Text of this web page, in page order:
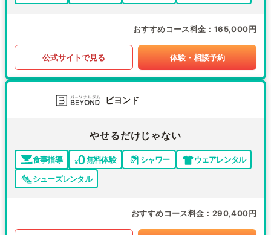
おすすめコース料金 165,000円
公式サイトで見る 体験・相談予約
ビヨンド
やせるだけじゃない
食事指導 無料体験 シャワー
ウェアレンタル
シューズレンタル
おすすめコース料金 290,400円